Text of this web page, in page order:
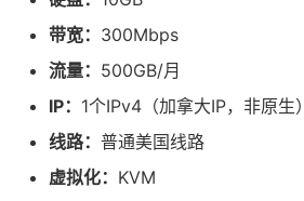
带宽： 300Mbps
流量： 500GB/月
IP： 1个IPv4（加拿大IP，非原生）
线路： 普通美国线路
虚拟化： KVM